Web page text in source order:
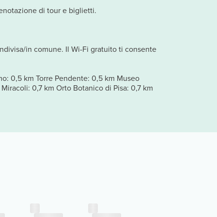
di tour e biglietti.
in comune. Il Wi-Fi gratuito ti consente
0,5 km Torre Pendente: 0,5 km Museo
0,7 km Orto Botanico di Pisa: 0,7 km